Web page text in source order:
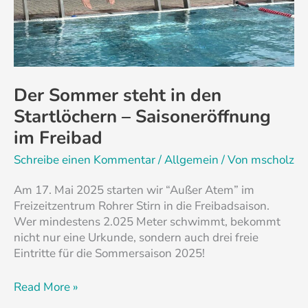
Der Sommer steht in den
Startlöchern – Saisoneröffnung
im Freibad
Schreibe einen Kommentar/Allgemein/ Von mscholz
Am 17. Mai 2025 starten wir “Außer Atem” im
Freizeitzentrum Rohrer Stirn in die Freibadsaison.
Wer mindestens 2.025 Meter schwimmt, bekommt
nicht nur eine Urkunde, sondern auch drei freie
Eintritte für die Sommersaison 2025!
Read More »